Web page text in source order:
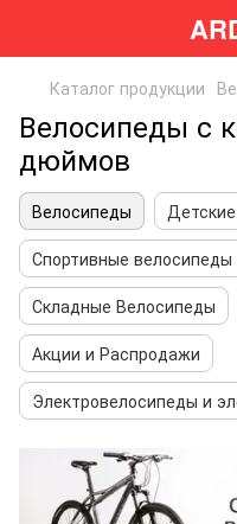
Каталог продукции
Велосипеды с
дюймов
Велосипеды
Спортивные велосипеды
Складные Велосипеды
Акции и Распродажи
Электровелосипеды и